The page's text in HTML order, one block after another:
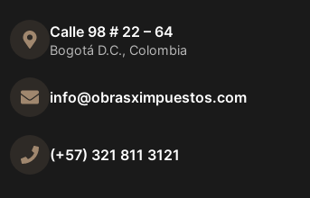
Calle 98 # 22 – 64
Bogotá D.C., Colombia
info@obrasximpuestos.com
(+57) 321 811 3121